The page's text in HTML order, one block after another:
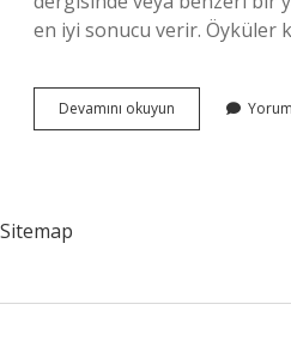
en iyi sonucu verir. Öyküler
Devamını okuyun
Öykü
Sitemap